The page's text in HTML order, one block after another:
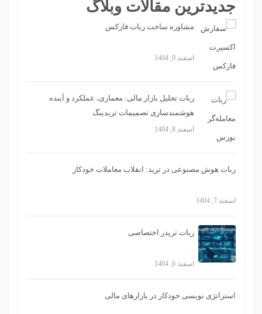
جدیدترین مقالات وبلاگ
مشاوره ساخت ربات فارکس
اسفند 9, 1404
ربات تحلیل بازار مالی: معماری، عملکرد و آینده
هوشمندسازی تصمیمات تریدینگ
اسفند 8, 1404
ربات هوش مصنوعی در ترید: انقلاب معاملات خودکار
اسفند 7, 1404
ربات تریدر اختصاصی
اسفند 6, 1404
استراتژی‌ نویسی خودکار در بازارهای مالی